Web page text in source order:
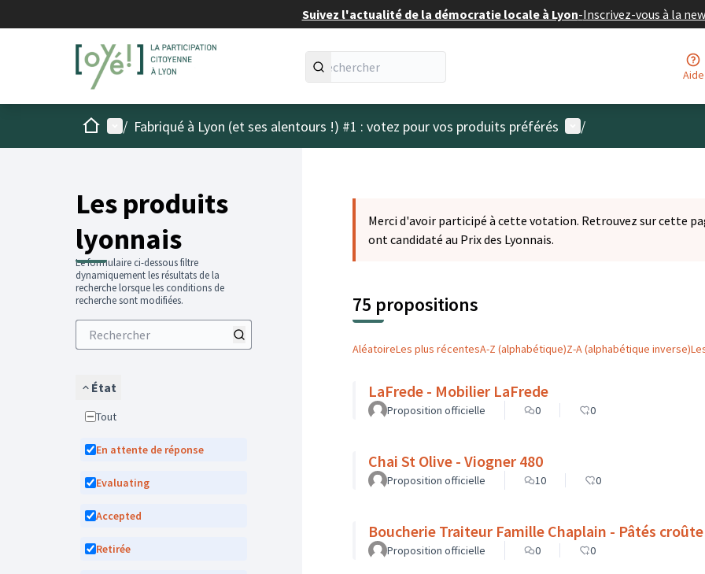
Suivez l'actualité de la démocratie locale à Lyon-Inscrivez-vous à la
Aide
AccueilMenu principal
/ Fabriqué à Lyon (et ses alentours !) #1 : votez pour vos produits préférés Menu utilisateur
/
Les produits
lyonnais
Le formulaire ci-dessous filtre
dynamiquement les résultats de la
recherche lorsque les conditions de
recherche sont modifiées.
État
Tout
En attente de réponse
Evaluating
Accepted
Retirée
Merci d'avoir participé à cette votation. Retrouvez sur cette
ont candidaté au Prix des Lyonnais.
75 propositions
AléatoireLes plus récentesA-Z (alphabétique)Z-A (alphabétique inverse)
LaFrede - Mobilier LaFrede
Proposition officielle 0 0
Chai St Olive - Viogner 480
Proposition officielle 10 0
Boucherie Traiteur Famille Chaplain - Pâtés
Proposition officielle 0 0